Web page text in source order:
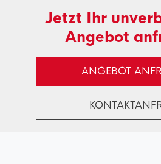
Jetzt Ihr
Angebot
ANGEBOT